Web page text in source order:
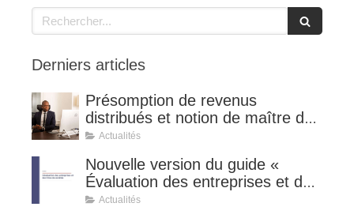
Rechercher
Derniers articles
Présomption de revenus
distribués et notion de maître de
l'affaire (CE 8 juillet 2026, n°
Actualités
Nouvelle version du guide «
Évaluation des entreprises et des
titres de sociétés ».
Actualités